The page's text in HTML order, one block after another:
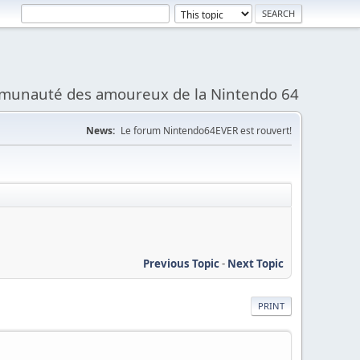
des amoureux de la Nintendo 64
News: Le forum Nintendo64EVER est rouvert!
Previous Topic- Next Topic
PRINT